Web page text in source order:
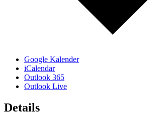
Google Kalender
iCalendar
Outlook 365
Outlook Live
Details